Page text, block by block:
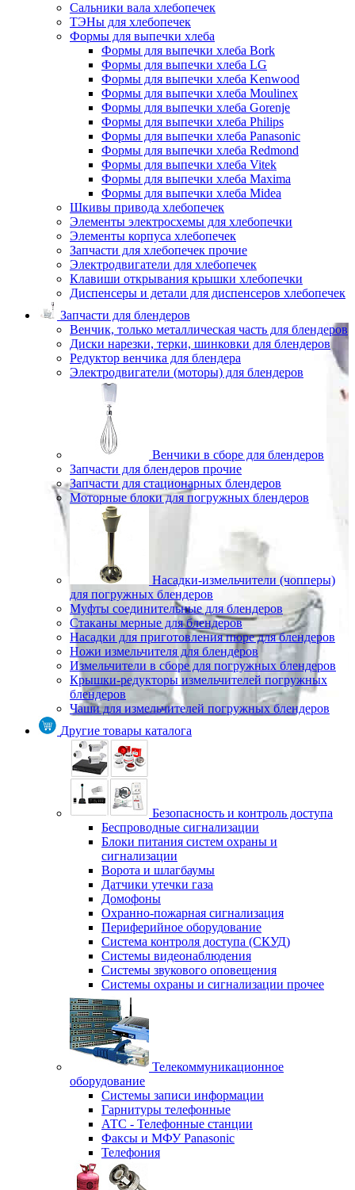
Сальники вала хлебопечек
ТЭНы для хлебопечек
Формы для выпечки хлеба
Формы для выпечки хлеба Bork
Формы для выпечки хлеба LG
Формы для выпечки хлеба Kenwood
Формы для выпечки хлеба Moulinex
Формы для выпечки хлеба Gorenje
Формы для выпечки хлеба Philips
Формы для выпечки хлеба Panasonic
Формы для выпечки хлеба Redmond
Формы для выпечки хлеба Vitek
Формы для выпечки хлеба Maxima
Формы для выпечки хлеба Midea
Шкивы привода хлебопечек
Элементы электросхемы для хлебопечки
Элементы корпуса хлебопечек
Запчасти для хлебопечек прочие
Электродвигатели для хлебопечек
Клавиши открывания крышки хлебопечки
Диспенсеры и детали для диспенсеров хлебопечек
Запчасти для блендеров
Венчик, только металлическая часть для блендеров
Диски нарезки, терки, шинковки для блендеров
Редуктор венчика для блендера
Электродвигатели (моторы) для блендеров
Венчики в сборе для блендеров
Запчасти для блендеров прочие
Запчасти для стационарных блендеров
Моторные блоки для погружных блендеров
Насадки-измельчители (чопперы)
для погружных блендеров
Муфты соединительные для блендеров
Стаканы мерные для блендеров
Насадки для приготовления пюре для блендеров
Ножи измельчителя для блендеров
Измельчители в сборе для погружных блендеров
Крышки-редукторы измельчителей погружных
блендеров
Чаши для измельчителей погружных блендеров
Другие товары каталога
Безопасность и контроль доступа
Беспроводные сигнализации
Блоки питания систем охраны и
сигнализации
Ворота и шлагбаумы
Датчики утечки газа
Домофоны
Охранно-пожарная сигнализация
Периферийное оборудование
Система контроля доступа (СКУД)
Системы видеонаблюдения
Системы звукового оповещения
Системы охраны и сигнализации прочее
Телекоммуникационное
оборудование
Системы записи информации
Гарнитуры телефонные
АТС - Телефонные станции
Факсы и МФУ Panasonic
Телефония